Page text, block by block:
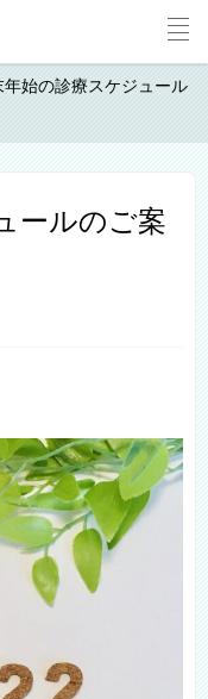
年始の診療スケジュール
ールのご案